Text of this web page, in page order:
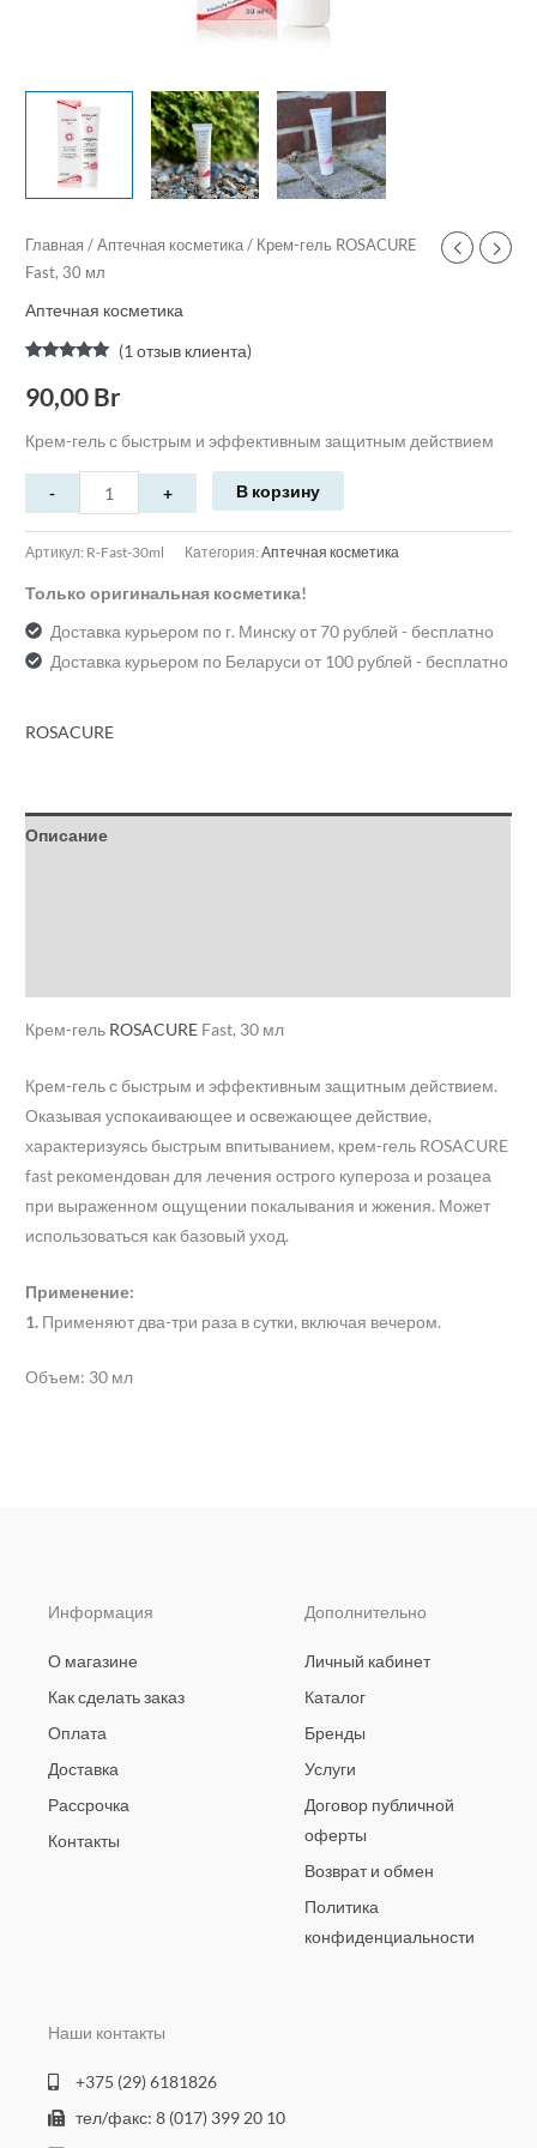
Главная /Аптечная косметика / Крем-гель ROSACURE
Fast, 30 мл
Аптечная косметика
5.00 из 5 на
основе
пользователя
(1 отзыв клиента)
90,00 Br
Крем-гель с быстрым и эффективным защитным действием
В корзину
Артикул: R-Fast-30ml Категория:Аптечная косметика
Только оригинальная косметика!
Доставка курьером по г. Минску от 70 рублей - бесплатно
Доставка курьером по Беларуси от 100 рублей - бесплатно
ROSACURE
Описание
Крем-гель ROSACURE Fast, 30 мл
Крем-гель с быстрым и эффективным защитным действием.
Оказывая успокаивающее и освежающее действие,
характеризуясь быстрым впитыванием, крем-гель ROSACURE
fast рекомендован для лечения острого купероза и розацеа
при выраженном ощущении покалывания и жжения. Может
использоваться как базовый уход.
Применение:
1. Применяют два-три раза в сутки, включая вечером.
Объем: 30 мл
Информация
О магазине
Как сделать заказ
Оплата
Доставка
Рассрочка
Контакты
Дополнительно
Личный кабинет
Каталог
Бренды
Услуги
Договор публичной
оферты
Возврат и обмен
Политика
конфиденциальности
Наши контакты
+375 (29) 6181826
тел/факс: 8 (017) 399 20 10